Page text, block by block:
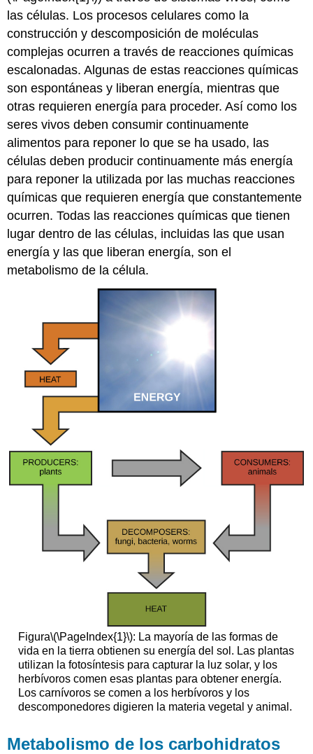
las células. Los procesos celulares como la
construcción y descomposición de moléculas
complejas ocurren a través de reacciones químicas
escalonadas. Algunas de estas reacciones químicas
son espontáneas y liberan energía, mientras que
otras requieren energía para proceder. Así como los
seres vivos deben consumir continuamente
alimentos para reponer lo que se ha usado, las
células deben producir continuamente más energía
para reponer la utilizada por las muchas reacciones
químicas que requieren energía que constantemente
ocurren. Todas las reacciones químicas que tienen
lugar dentro de las células, incluidas las que usan
energía y las que liberan energía, son el
metabolismo de la célula.
Figura\(\PageIndex{1}\): La mayoría de las formas de
vida en la tierra obtienen su energía del sol. Las plantas
utilizan la fotosíntesis para capturar la luz solar, y los
herbívoros comen esas plantas para obtener energía.
Los carnívoros se comen a los herbívoros y los
descomponedores digieren la materia vegetal y animal.
Metabolismo de los carbohidratos